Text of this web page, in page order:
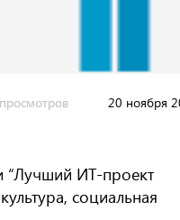
20 ноября
“Лучший ИТ-проект
социальная